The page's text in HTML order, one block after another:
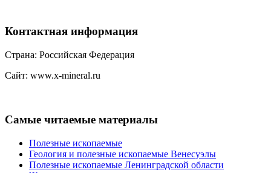
Контактная информация
Страна: Российская Федерация
Сайт: www.x-mineral.ru
Самые читаемые материалы
Полезные ископаемые
Геология и полезные ископаемые Венесуэлы
Полезные ископаемые Ленинградской области